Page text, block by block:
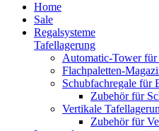
Home
Sale
Regalsysteme
Tafellagerung
Automatic-Tower für
Flachpaletten-
Schubfachregale für
Zubehör für
Vertikale
Zubehör für